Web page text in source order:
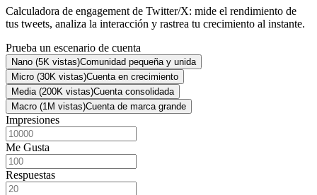
Calculadora de engagement de Twitter/X: mide el rendimiento de
tus tweets, analiza la interacción y rastrea tu crecimiento al instante.
Prueba un escenario de cuenta
Nano (5K vistas)Comunidad pequeña y unida
Micro (30K vistas)Cuenta en crecimiento
Media (200K vistas)Cuenta consolidada
Macro (1M vistas)Cuenta de marca grande
Impresiones
Me Gusta
Respuestas